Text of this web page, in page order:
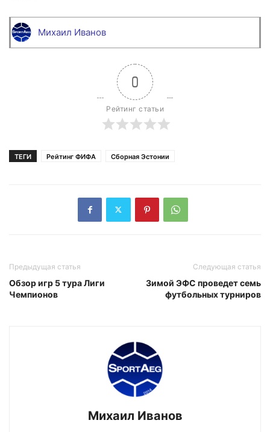
Михаил Иванов
0
Рейтинг статьи
ТЕГИ Рейтинг ФИФА Сборная Эстонии
Предыдущая статья
Обзор игр 5 тура Лиги
Чемпионов
Следующая статья
Зимой ЭФС проведет семь
футбольных турниров
Михаил Иванов